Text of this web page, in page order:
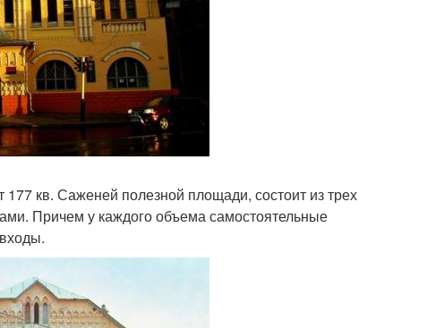
кв. Саженей полезной площади, состоит из трех
Причем у каждого объема самостоятельные